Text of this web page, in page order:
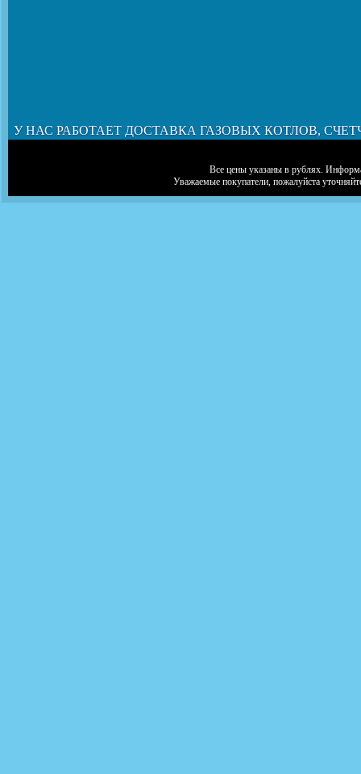
У НАС РАБОТАЕТ ДОСТАВКА ГАЗОВЫХ КОТЛОВ,
Все цены указаны в рублях.
Уважаемые покупатели, пожалуйста